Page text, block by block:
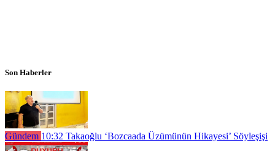
Son Haberler
Gündem 10:32 Takaoğlu ‘Bozcaada Üzümünün Hikayesi’ Söyleşişi